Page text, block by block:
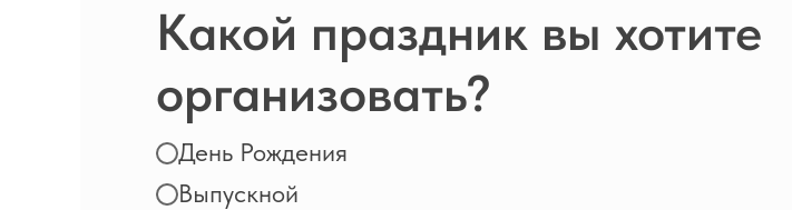
Какой праздник вы хотите
организовать?
День Рождения
Выпускной